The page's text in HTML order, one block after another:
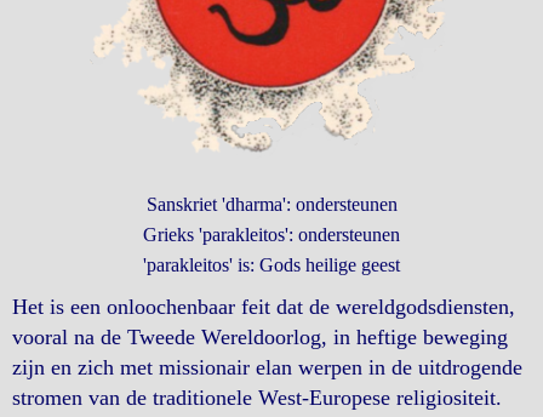
Sanskriet 'dharma': ondersteunen
Grieks 'parakleitos': ondersteunen
'parakleitos' is: Gods heilige geest
Het is een onloochenbaar feit dat de wereldgodsdiensten,
vooral na de Tweede Wereldoorlog, in heftige beweging
zijn en zich met missionair elan werpen in de uitdrogende
stromen van de traditionele West-Europese religiositeit.